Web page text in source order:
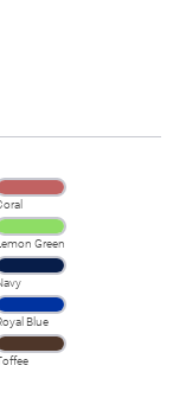
Green
Blue